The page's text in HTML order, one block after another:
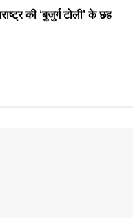
की ‘बुजुर्ग टोली’ के छह